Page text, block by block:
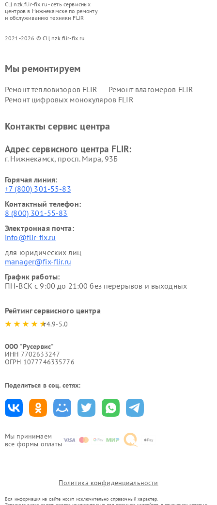
СЦ nzk.flir-fix.ru - сеть сервисных
центров в Нижнекамске по ремонту
и обслуживанию техники FLIR
2021-2026 © СЦ nzk.flir-fix.ru
Мы принимаем
все формы оплаты
Мы ремонтируем
Ремонт тепловизоров FLIR
Ремонт влагомеров FLIR
Ремонт цифровых монокуляров FLIR
Контакты сервис центра
Адрес сервисного центра FLIR:
г. Нижнекамск, просп. Мира, 93Б
Горячая линия:
+7 (800) 301-55-83
Контактный телефон:
8 (800) 301-55-83
Электронная почта:
info@flir-fix.ru
для юридических лиц
manager@fix-flir.ru
График работы:
ПН-ВСК с 9:00 до 21:00 без перерывов и выходных
Рейтинг сервисного центра
4.9-5.0
ООО "Русервис"
ИНН 7702633247
ОГРН 1077746335776
Поделиться в соц. сетях:
Политика конфиденциальности
Вся информация на сайте носит исключительно справочный характер.